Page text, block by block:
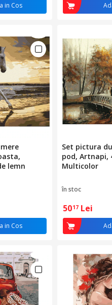
in Cos
lemn
in Cos
Set pictura
pod, Artnapi,
Multicolor
în stoc
5017 Lei